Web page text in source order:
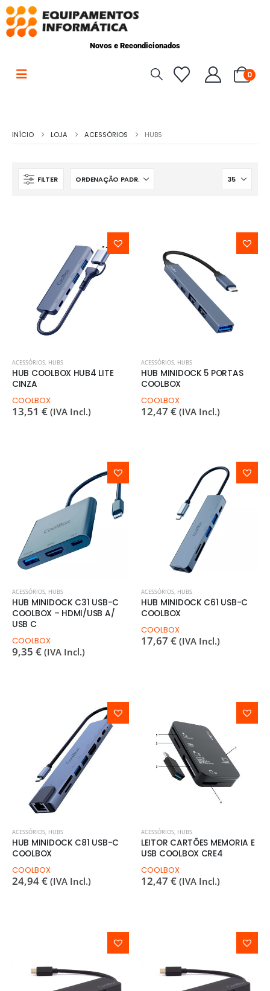
Novos e Recondicionados
0
INÍCIO LOJA ACESSÓRIOS HUBS
FILTER
ACESSÓRIOS HUBS
HUB COOLBOX HUB4 LITE
CINZA
COOLBOX
13,51 € (IVA Incl.)
ACESSÓRIOS HUBS
HUB MINIDOCK 5 PORTAS
COOLBOX
COOLBOX
12,47 € (IVA Incl.)
ACESSÓRIOS HUBS
HUB MINIDOCK C31 USB-C
COOLBOX – HDMI/USB A/
USB C
COOLBOX
9,35 € (IVA Incl.)
ACESSÓRIOS HUBS
HUB MINIDOCK C61 USB-C
COOLBOX
COOLBOX
17,67 € (IVA Incl.)
ACESSÓRIOS, HUBS
HUB MINIDOCK C81 USB-C
COOLBOX
COOLBOX
24,94€ (IVA Incl.)
ACESSÓRIOS, HUBS
LEITOR CARTÕES MEMORIA E
USB COOLBOX CRE4
COOLBOX
12,47 € (IVA Incl.)